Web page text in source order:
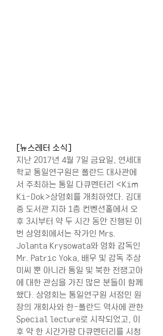
[뉴스레터 소식]
지난 2017년 4월 7일 금요일, 연세대
학교 통일연구원은 폴란드 대사관에
서 주최하는 통일 다큐멘터리 <Kim
Ki-Dok>상영회를 개최하였다. 김대
중 도서관 지하 1층 컨벤션홀에서 오
후 3시부터 약 두 시간 동안 진행된 이
번 상영회에서는 작가인 Mrs.
Jolanta Krysowata와 영화 감독인
Mr. Patric Yoka, 배우 및 감독 추상
미씨 뿐 아니라 통일 및 북한 전쟁고아
에 대한 관심을 가진 많은 분들이 함께
했다. 상영회는 통일연구원 서정민 원
장의 개회사와 한-폴란드 역사에 관한
Special lecture로 시작되었고, 이
후 약 한 시간가량 다큐멘터리를 시청